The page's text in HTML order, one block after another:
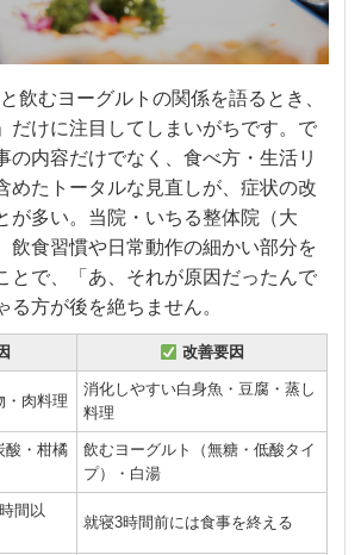
飲むヨーグルトの関係を語るとき、
だけに注目してしまいがちです。で
の内容だけでなく、食べ方・生活リ
めたトータルな見直しが、症状の改
が多い。当院・いちる整体院（大
飲食習慣や日常動作の細かい部分を
とで、「あ、それが原因だったんで
る方が後を絶ちません。
改善要因
・肉料理
消化しやすい白身魚・豆腐・蒸し
料理
酸・柑橘
飲むヨーグルト（無糖・低酸タイ
プ）・白湯
間以
就寝3時間前には食事を終える